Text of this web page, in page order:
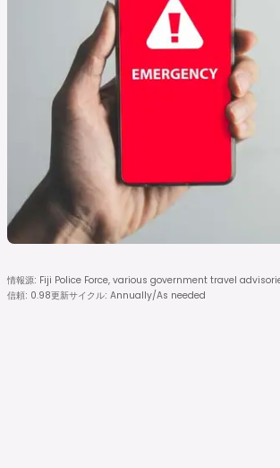
情報源: Fiji Police Force, various government travel
信頼: 0.98更新サイクル: Annually/As needed